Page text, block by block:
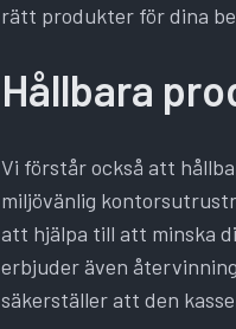
rätt produkter för dina
Hållbara
Vi förstår också att
miljövänlig
att hjälpa till att minska
erbjuder även
säkerställer att den